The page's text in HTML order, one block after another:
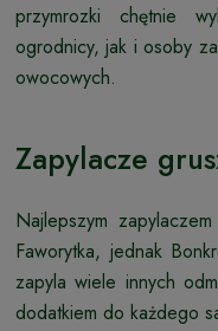
przymrozki chętnie
ogrodnicy, jak i osoby
owocowych.
Zapylacze
Najlepszym
Faworytka, jednak
zapyla wiele innych
dodatkiem do każdego